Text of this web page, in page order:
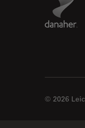
© 2026